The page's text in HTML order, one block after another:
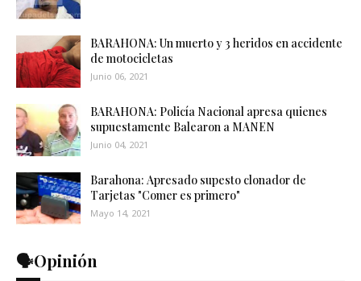
BARAHONA: Un muerto y 3 heridos en accidente
de motocicletas
Junio 06, 2021
BARAHONA: Policía Nacional apresa quienes
supuestamente Balearon a MANEN
Junio 04, 2021
Barahona: Apresado supesto clonador de
Tarjetas "Comer es primero"
Mayo 14, 2021
🗣️Opinión